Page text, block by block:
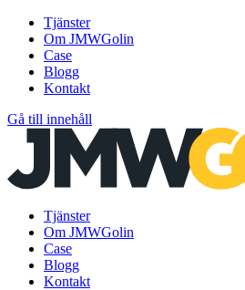
Tjänster
Om JMWGolin
Case
Blogg
Kontakt
Gå till innehåll
Tjänster
Om JMWGolin
Case
Blogg
Kontakt